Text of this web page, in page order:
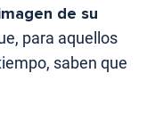
de su
para aquellos
saben que